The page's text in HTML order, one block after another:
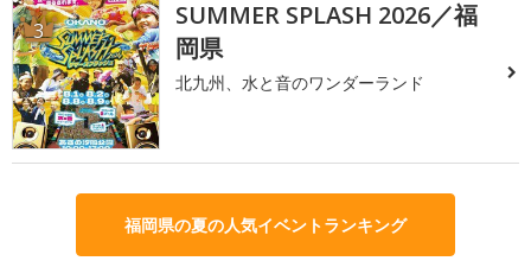
3
SUMMER SPLASH 2026／福
岡県
北九州、水と音のワンダーランド
福岡県の夏の人気イベントランキング